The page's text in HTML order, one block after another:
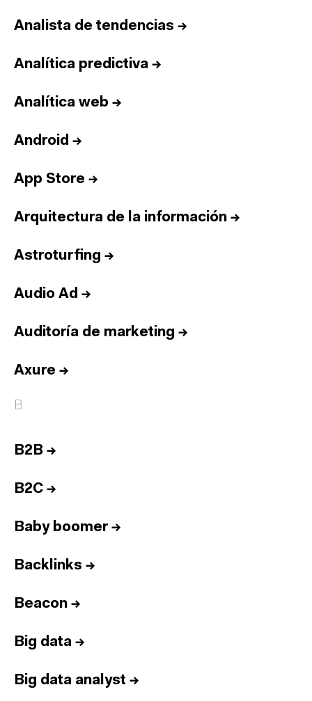
Analista de tendencias →
Analítica predictiva →
Analítica web →
Android →
App Store →
Arquitectura de la información →
Astroturfing →
Audio Ad →
Auditoría de marketing →
Axure →
B
B2B →
B2C →
Baby boomer→
Backlinks →
Beacon →
Big data →
Big data analyst →